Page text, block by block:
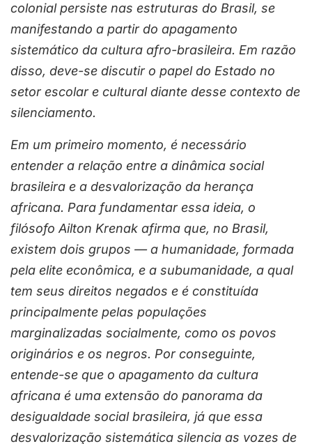
colonial persiste nas estruturas do Brasil, se
manifestando a partir do apagamento
sistemático da cultura afro-brasileira. Em razão
disso, deve-se discutir o papel do Estado no
setor escolar e cultural diante desse contexto de
silenciamento.
Em um primeiro momento, é necessário
entender a relação entre a dinâmica social
brasileira e a desvalorização da herança
africana. Para fundamentar essa ideia, o
filósofo Ailton Krenak afirma que, no Brasil,
existem dois grupos — a humanidade, formada
pela elite econômica, e a subumanidade, a qual
tem seus direitos negados e é constituída
principalmente pelas populações
marginalizadas socialmente, como os povos
originários e os negros. Por conseguinte,
entende-se que o apagamento da cultura
africana é uma extensão do panorama da
desigualdade social brasileira, já que essa
desvalorização sistemática silencia as vozes de